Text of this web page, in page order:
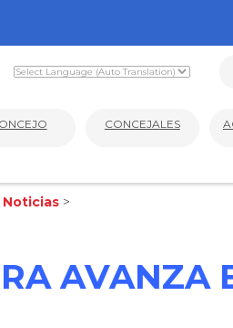
CONCEJALES
Noticias >
AVANZA